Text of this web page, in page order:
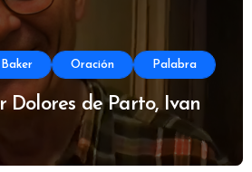
Oración Palabra
Dolores de Parto, Ivan